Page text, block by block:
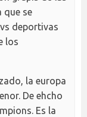
que se
deportivas
los
la europa
De ehcho
Es la